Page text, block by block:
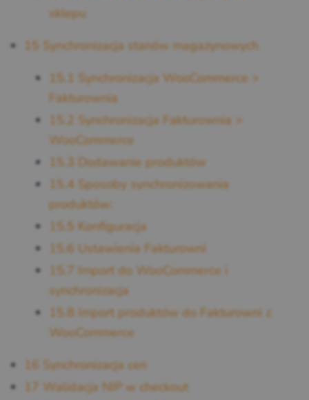
sklepu
15 Synchronizacja stanów magazynowych
15.1
Synchronizacja WooCommerce >
Fakturownia
15.2
Synchronizacja Fakturownia >
WooCommerce
15.3 Dodawanie produktów
15.4 Sposoby synchronizowania
produktów:
15.5 Konfiguracja
15.6 Ustawienia Fakturowni
15.7 Import do WooCommerce i
synchronizacja
15.8 Import produktów do Fakturowni z
WooCommerce
16
Synchronizacja cen
17 Walidacja NIP w checkout